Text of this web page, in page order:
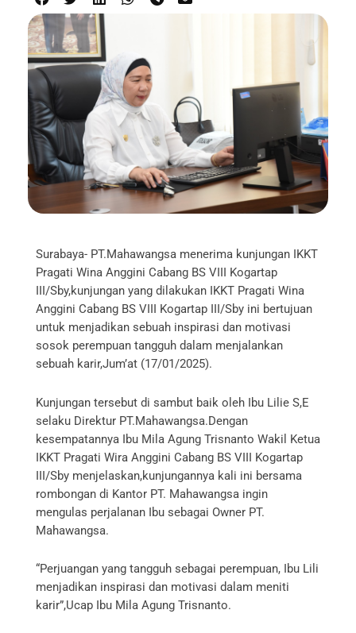
Surabaya- PT.Mahawangsa menerima kunjungan IKKT
Pragati Wina Anggini Cabang BS VIII Kogartap
III/Sby,kunjungan yang dilakukan IKKT Pragati Wina
Anggini Cabang BS VIII Kogartap III/Sby ini bertujuan
untuk menjadikan sebuah inspirasi dan motivasi
sosok perempuan tangguh dalam menjalankan
sebuah karir,Jum’at (17/01/2025).
Kunjungan tersebut di sambut baik oleh Ibu Lilie S,E
selaku Direktur PT.Mahawangsa.Dengan
kesempatannya Ibu Mila Agung Trisnanto Wakil Ketua
IKKT Pragati Wira Anggini Cabang BS VIII Kogartap
III/Sby menjelaskan,kunjungannya kali ini bersama
rombongan di Kantor PT. Mahawangsa ingin
mengulas perjalanan Ibu sebagai Owner PT.
Mahawangsa.
“Perjuangan yang tangguh sebagai perempuan, Ibu Lili
menjadikan inspirasi dan motivasi dalam meniti
karir”,Ucap Ibu Mila Agung Trisnanto.